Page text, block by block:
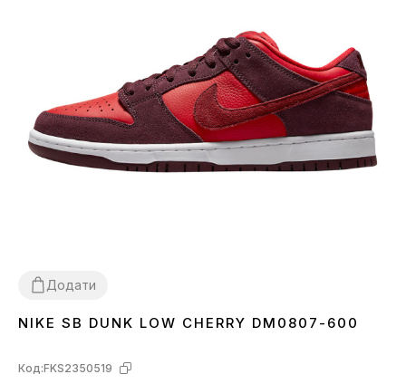
Додати
3641 42 44 45
NIKE SB DUNK LOW CHERRY DM0807-600
Код:FKS2350519